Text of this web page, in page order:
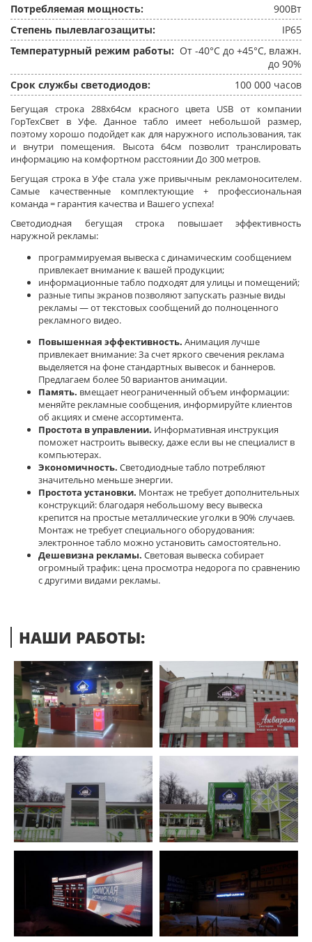
Потребляемая мощность:
900Вт
Степень пылевлагозащиты:
IP65
Температурный режим работы: От -40°C до +45°C, влажн.
до 90%
Срок службы светодиодов:
100 000 часов
Бегущая строка 288x64см красного цвета USB от компании
ГорТехСвет в Уфе. Данное табло имеет небольшой размер,
поэтому хорошо подойдет как для наружного использования, так
и внутри помещения. Высота 64см позволит транслировать
информацию на комфортном расстоянии До 300 метров.
Бегущая строка в Уфе стала уже привычным рекламоносителем.
Самые качественные комплектующие + профессиональная
команда = гарантия качества и Вашего успеха!
Светодиодная бегущая строка повышает эффективность
наружной рекламы:
программируемая вывеска с динамическим сообщением
привлекает внимание к вашей продукции;
информационные табло подходят для улицы и помещений;
разные типы экранов позволяют запускать разные виды
рекламы — от текстовых сообщений до полноценного
рекламного видео.
Повышенная эффективность. Анимация лучше
привлекает внимание: За счет яркого свечения реклама
выделяется на фоне стандартных вывесок и баннеров.
Предлагаем более 50 вариантов анимации.
Память. вмещает неограниченный объем информации:
меняйте рекламные сообщения, информируйте клиентов
об акциях и смене ассортимента.
Простота в управлении. Информативная инструкция
поможет настроить вывеску, даже если вы не специалист в
компьютерах.
Экономичность. Светодиодные табло потребляют
значительно меньше энергии.
Простота установки. Монтаж не требует дополнительных
конструкций: благодаря небольшому весу вывеска
крепится на простые металлические уголки в 90% случаев.
Монтаж не требует специального оборудования:
электронное табло можно установить самостоятельно.
Дешевизна рекламы. Световая вывеска собирает
огромный трафик: цена просмотра недорога по сравнению
с другими видами рекламы.
НАШИ РАБОТЫ: